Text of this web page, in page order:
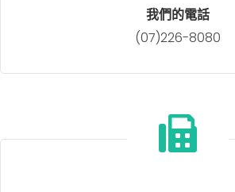
我們的電話
(07)226-8080